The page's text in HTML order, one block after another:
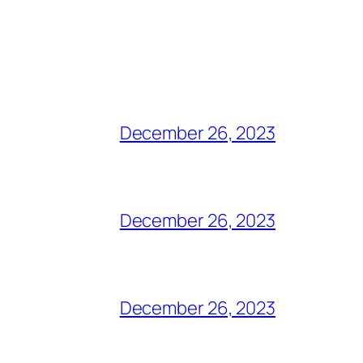
December 26, 2023
December 26, 2023
December 26, 2023